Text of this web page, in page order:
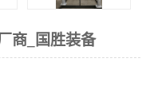
商_国胜装备